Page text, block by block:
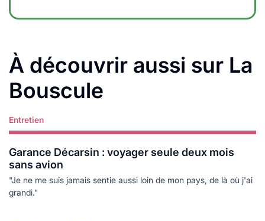
À découvrir aussi sur La
Bouscule
Entretien
Garance Décarsin : voyager seule deux mois
sans avion
"Je ne me suis jamais sentie aussi loin de mon pays, de là où j'ai
grandi."
Lire plus